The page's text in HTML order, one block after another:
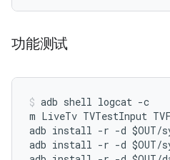
功能测试
adb shell logcat -c
m LiveTv TVTestInput
adb install -r -d $OUT/
adb install -r -d $OUT/